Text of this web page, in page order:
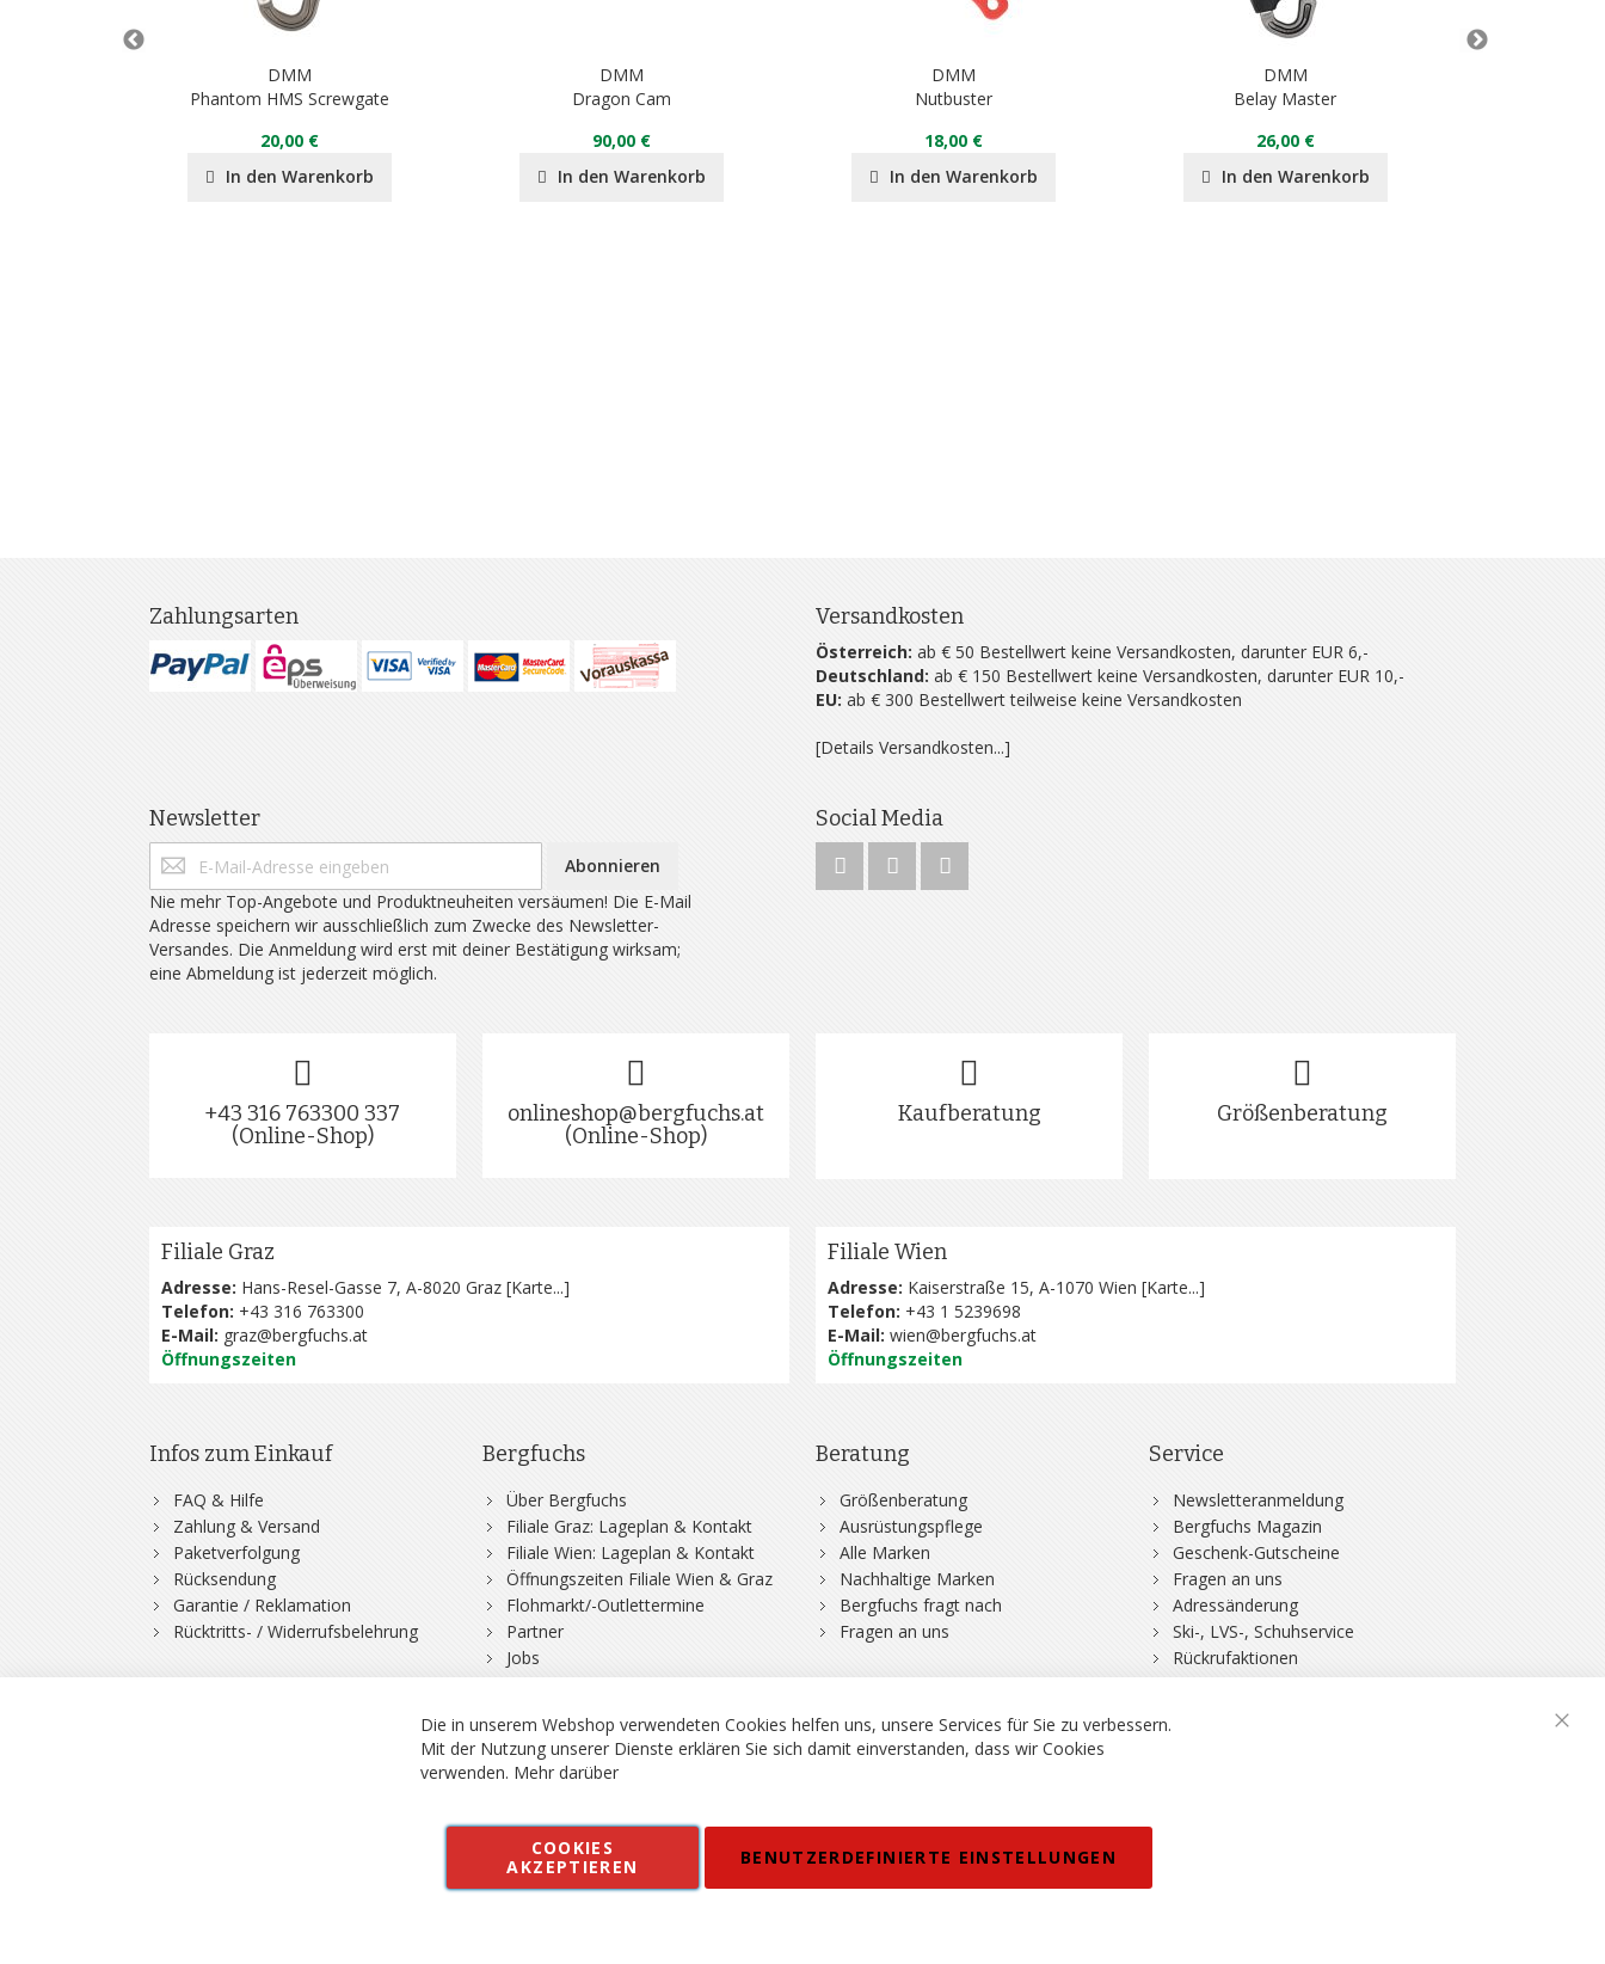
DMM
Phantom HMS Screwgate
20,00 €
In den Warenkorb
DMM
Dragon Cam
90,00 €
In den Warenkorb
DMM
Nutbuster
18,00 €
In den Warenkorb
DMM
Belay Master
26,00 €
In den Warenkorb
Zahlungsarten Versandkosten
Österreich: ab € 50 Bestellwert keine Versandkosten, darunter EUR 6,-
Deutschland: ab € 150 Bestellwert keine Versandkosten, darunter EUR 10,-
EU: ab € 300 Bestellwert teilweise keine Versandkosten
[Details Versandkosten...]
Newsletter
Abonnieren
Nie mehr Top-Angebote und Produktneuheiten versäumen! Die E-Mail
Adresse speichern wir ausschließlich zum Zwecke des Newsletter-
Versandes. Die Anmeldung wird erst mit deiner Bestätigung wirksam;
eine Abmeldung ist jederzeit möglich.
Social Media
+43 316 763300 337
(Online-Shop)
onlineshop@bergfuchs.at
(Online-Shop)
Kaufberatung Größenberatung
Filiale Graz
Adresse: Hans-Resel-Gasse 7, A-8020 Graz [Karte...]
Telefon: +43 316 763300
E-Mail: graz@bergfuchs.at
Öffnungszeiten
Filiale Wien
Adresse: Kaiserstraße 15, A-1070 Wien [Karte...]
Telefon: +43 1 5239698
E-Mail: wien@bergfuchs.at
Öffnungszeiten
Infos zum Einkauf
FAQ & Hilfe
Zahlung & Versand
Paketverfolgung
Rücksendung
Garantie / Reklamation
Rücktritts- / Widerrufsbelehrung
Bergfuchs
Über Bergfuchs
Filiale Graz: Lageplan & Kontakt
Filiale Wien: Lageplan & Kontakt
Öffnungszeiten Filiale Wien & Graz
Flohmarkt/-Outlettermine
Partner
Jobs
Beratung
Größenberatung
Ausrüstungspflege
Alle Marken
Nachhaltige Marken
Bergfuchs fragt nach
Fragen an uns
Service
Newsletteranmeldung
Bergfuchs Magazin
Geschenk-Gutscheine
Fragen an uns
Adressänderung
Ski-, LVS-, Schuhservice
Rückrufaktionen
DSV-Skiversicherung
Vertrag widerrufen Kontakt AGB Datenschutz
Barrierefreiheitserklärung
Alle Preise inkl. MWSt. in EUR, Angebot solange Vorrat reicht. Fehler, Irrtümer und Preisänderungen vorbehalten.
Die in unserem Webshop verwendeten Cookies helfen uns, unsere Services für Sie zu verbessern.
Mit der Nutzung unserer Dienste erklären Sie sich damit einverstanden, dass wir Cookies
verwenden. Mehr darüber
COOKIES
AKZEPTIEREN
BENUTZERDEFINIERTE EINSTELLUNGEN